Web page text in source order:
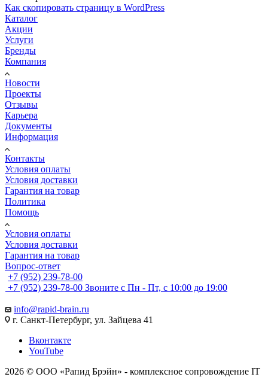
Как скопировать страницу в WordPress
Каталог
Акции
Услуги
Бренды
Компания
Новости
Проекты
Отзывы
Карьера
Документы
Информация
Контакты
Условия оплаты
Условия доставки
Гарантия на товар
Политика
Помощь
Условия оплаты
Условия доставки
Гарантия на товар
Вопрос-ответ
+7 (952) 239-78-00
+7 (952) 239-78-00 Звоните с Пн - Пт, с 10:00 до 19:00
info@rapid-brain.ru
г. Санкт-Петербург, ул. Зайцева 41
Вконтакте
YouTube
2026 © ООО «Рапид Брэйн» - комплексное сопровождение IT